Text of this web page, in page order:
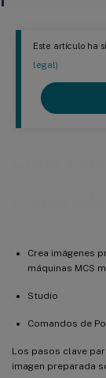
Este artículo ha
legal)
Crea imágenes
máquinas MCS
Studio
Comandos de
Los pasos clave
imagen preparada